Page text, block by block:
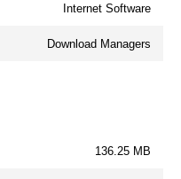
Internet Software
Download Managers
136.25 MB